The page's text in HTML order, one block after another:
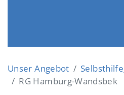
Unser Angebot
RG Hamburg-Wandsbek